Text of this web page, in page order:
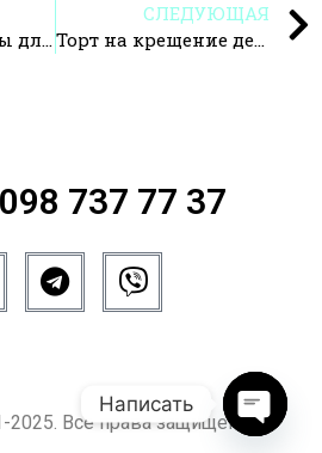
Торт на крестины для мальчика
СЛЕДУЮЩАЯ
Торт на крещение девочки
737 77 37
2025. Все права защищены.
Написать